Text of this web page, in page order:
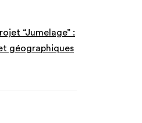
“Jumelage” :
géographiques